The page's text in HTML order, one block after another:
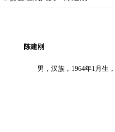
陈建刚
男，汉族，1964年1月生